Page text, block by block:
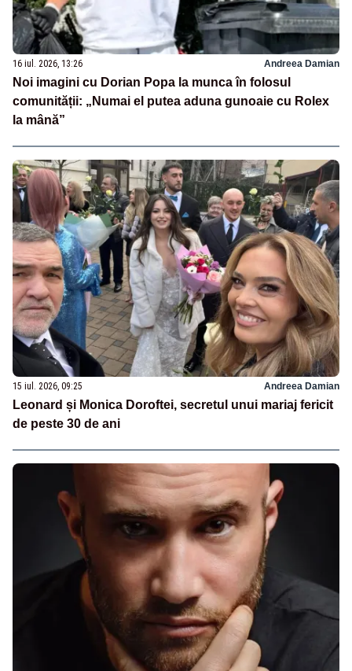
16 iul. 2026, 13:26 Andreea Damian
Noi imagini cu Dorian Popa la munca în folosul
comunității: „Numai el putea aduna gunoaie cu Rolex
la mână”
15 iul. 2026, 09:25 Andreea Damian
Leonard și Monica Doroftei, secretul unui mariaj fericit
de peste 30 de ani